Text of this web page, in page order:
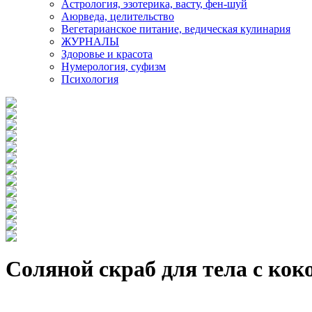
Астрология, эзотерика, васту, фен-шуй
Аюрведа, целительство
Вегетарианское питание, ведическая кулинария
ЖУРНАЛЫ
Здоровье и красота
Нумерология, суфизм
Психология
Соляной скраб для тела с